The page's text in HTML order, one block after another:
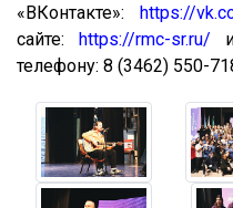
«ВКонтакте»: https://
сайте:https://rmc-sr.ru/
телефону: 8 (3462) 550-